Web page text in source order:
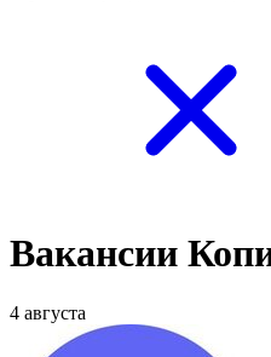
Вакансии
4 августа